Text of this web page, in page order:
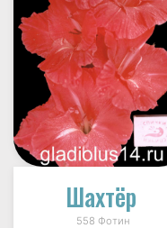
Шахтёр
558 Фотин